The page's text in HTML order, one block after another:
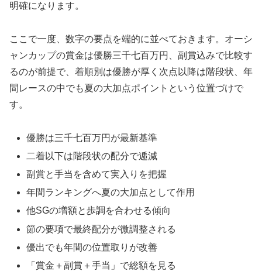
明確になります。
ここで一度、数字の要点を端的に並べておきます。オーシ
ャンカップの賞金は優勝三千七百万円、副賞込みで比較す
るのが前提で、着順別は優勝が厚く次点以降は階段状、年
間レースの中でも夏の大加点ポイントという位置づけで
す。
優勝は三千七百万円が最新基準
二着以下は階段状の配分で逓減
副賞と手当を含めて実入りを把握
年間ランキングへ夏の大加点として作用
他SGの増額と歩調を合わせる傾向
節の要項で最終配分が微調整される
優出でも年間の位置取りが改善
「賞金＋副賞＋手当」で総額を見る